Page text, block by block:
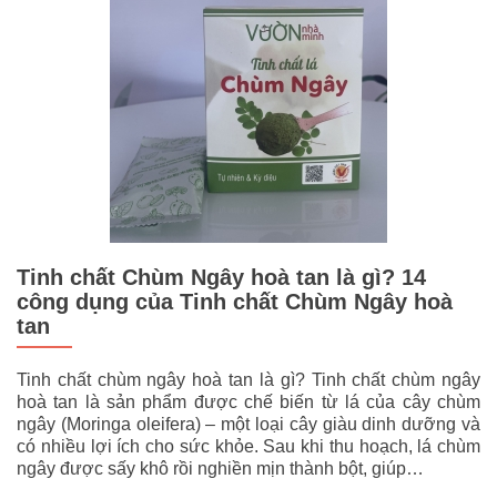
Tinh chất Chùm Ngây hoà tan là gì? 14
công dụng của Tinh chất Chùm Ngây hoà
tan
Tinh chất chùm ngây hoà tan là gì? Tinh chất chùm ngây
hoà tan là sản phẩm được chế biến từ lá của cây chùm
ngây (Moringa oleifera) – một loại cây giàu dinh dưỡng và
có nhiều lợi ích cho sức khỏe. Sau khi thu hoạch, lá chùm
ngây được sấy khô rồi nghiền mịn thành bột, giúp…